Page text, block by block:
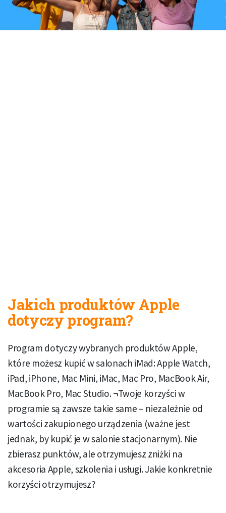
Jakich produktów Apple
dotyczy program?
Program dotyczy wybranych produktów Apple,
które możesz kupić w salonach iMad: Apple Watch,
iPad, iPhone, Mac Mini, iMac, Mac Pro, MacBook Air,
MacBook Pro, Mac Studio. ¬Twoje korzyści w
programie są zawsze takie same – niezależnie od
wartości zakupionego urządzenia (ważne jest
jednak, by kupić je w salonie stacjonarnym). Nie
zbierasz punktów, ale otrzymujesz zniżki na
akcesoria Apple, szkolenia i usługi. Jakie konkretnie
korzyści otrzymujesz?